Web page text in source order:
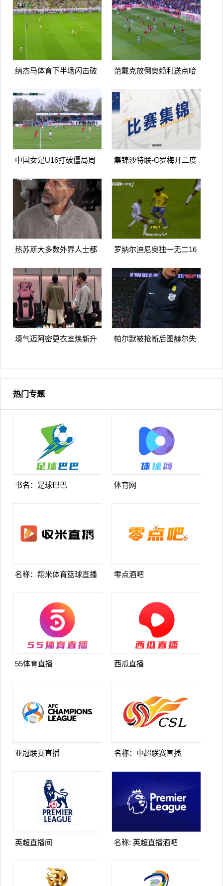
967球
球
纳杰马体育下半场闪击破
得手
范戴克放倒奥赖利送点哈
浦
中国女足U16打破僵局周
远角破门
集锦沙特联-C罗梅开二度
热苏斯大多数外界人士都
么
罗纳尔迪尼奥独一无二16
糕时刻
壕气迈阿密更衣室焕新升
帕尔默被抢断后图赫尔失
破门
热门专题
书名：足球巴巴 体育网
名称：翔米体育篮球直播 零点酒吧
55体育直播 西瓜直播
亚冠联赛直播 名称：中超联赛直播
英超直播间 名称: 英超直播酒吧